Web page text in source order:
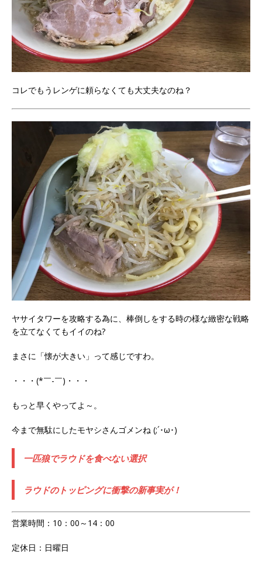
コレでもうレンゲに頼らなくても大丈夫なのね？
ヤサイタワーを攻略する為に、棒倒しをする時の様な緻密な戦略
を立てなくてもイイのね?
まさに「懐が大きい」って感じですわ。
・・・(*￣-￣)・・・
もっと早くやってよ～。
今まで無駄にしたモヤシさんゴメンね (;´･ω･)
一匹狼でラウドを食べない選択
ラウドのトッピングに衝撃の新事実が！
営業時間：10：00～14：00
定休日：日曜日